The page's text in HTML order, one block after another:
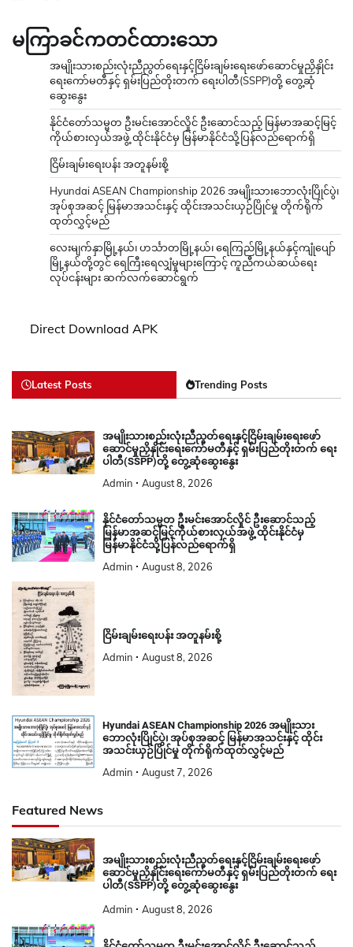
မကြာခင်ကတင်ထားသော
အမျိုးသားစည်းလုံးညီညွတ်ရေးနှင့်ငြိမ်းချမ်းရေးဖော်ဆောင်မှုညှိနှိုင်း
ရေးကော်မတီနှင့် ရှမ်းပြည်တိုးတက် ရေးပါတီ(SSPP)တို့ တွေ့ဆုံ
ဆွေးနွေး
နိုင်ငံတော်သမ္မတ ဦးမင်းအောင်လှိုင် ဦးဆောင်သည့် မြန်မာအဆင့်မြင့်
ကိုယ်စားလှယ်အဖွဲ့ ထိုင်းနိုင်ငံမှ မြန်မာနိုင်ငံသို့ပြန်လည်ရောက်ရှိ
ငြိမ်းချမ်းရေးပန်း အတူနမ်းစို့
Hyundai ASEAN Championship 2026 အမျိုးသားဘောလုံးပြိုင်ပွဲ၊
အုပ်စုအဆင့် မြန်မာအသင်းနှင့် ထိုင်းအသင်းယှဉ်ပြိုင်မှု တိုက်ရိုက်
ထုတ်လွှင့်မည်
လေးမျက်နှာမြို့နယ်၊ ဟင်္သာတမြို့နယ်၊ ရေကြည်မြို့နယ်နှင့်ကျုံပျော်
မြို့နယ်တို့တွင် ရေကြီးရေလျှံမှုများကြောင့် ကူညီကယ်ဆယ်ရေး
လုပ်ငန်းများ ဆက်လက်ဆောင်ရွက်
Direct Download APK
Latest Posts Trending Posts
အမျိုးသားစည်းလုံးညီညွတ်ရေးနှင့်ငြိမ်းချမ်းရေးဖော်
ဆောင်မှုညှိနှိုင်းရေးကော်မတီနှင့် ရှမ်းပြည်တိုးတက် ရေး
ပါတီ(SSPP)တို့ တွေ့ဆုံဆွေးနွေး
Admin August 8, 2026
နိုင်ငံတော်သမ္မတ ဦးမင်းအောင်လှိုင် ဦးဆောင်သည့်
မြန်မာအဆင့်မြင့်ကိုယ်စားလှယ်အဖွဲ့ ထိုင်းနိုင်ငံမှ
မြန်မာနိုင်ငံသို့ပြန်လည်ရောက်ရှိ
Admin August 8, 2026
ငြိမ်းချမ်းရေးပန်း အတူနမ်းစို့
Admin August 8, 2026
Hyundai ASEAN Championship 2026 အမျိုးသား
ဘောလုံးပြိုင်ပွဲ၊ အုပ်စုအဆင့် မြန်မာအသင်းနှင့် ထိုင်း
အသင်းယှဉ်ပြိုင်မှု တိုက်ရိုက်ထုတ်လွှင့်မည်
Admin August 7, 2026
Featured News
အမျိုးသားစည်းလုံးညီညွတ်ရေးနှင့်ငြိမ်းချမ်းရေးဖော်
ဆောင်မှုညှိနှိုင်းရေးကော်မတီနှင့် ရှမ်းပြည်တိုးတက် ရေး
ပါတီ(SSPP)တို့ တွေ့ဆုံဆွေးနွေး
Admin August 8, 2026